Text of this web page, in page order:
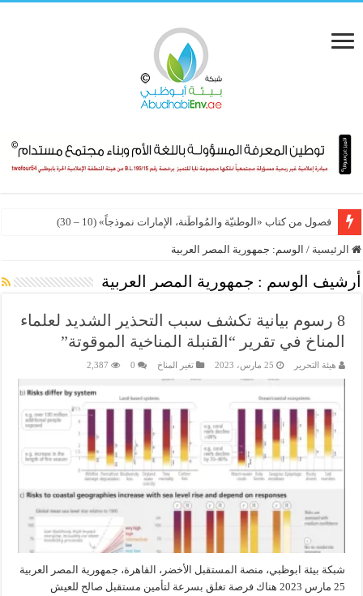
فصول من كتاب «الوطنيّة والمُواطَنة، الإمارات نموذجاً» (10 – 30)
الرئيسية / الوسم: جمهورية المصر العربية
أرشيف الوسم : جمهورية المصر العربية
8 رسوم بيانية تكشف سبب التحذير الشديد لعلماء
المناخ في تقرير “القنبلة المناخية الموقوتة”
هيئة التحرير 25 مارس، 2023 تغير المناخ 0
2,387
شبكة بيئة ابوظبي، منصة المستقبل الأخضر، القاهرة، جمهورية المصر العربية
25 مارس 2023 هناك فرصة تغلق بسرعة لتأمين مستقبل صالح للعيش